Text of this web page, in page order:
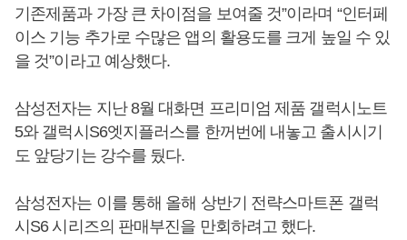
기존제품과 가장 큰 차이점을 보여줄 것”이라며 “인터페
이스 기능 추가로 수많은 앱의 활용도를 크게 높일 수 있
을 것”이라고 예상했다.
삼성전자는 지난 8월 대화면 프리미엄 제품 갤럭시노트
5와 갤럭시S6엣지플러스를 한꺼번에 내놓고 출시시기
도 앞당기는 강수를 뒀다.
삼성전자는 이를 통해 올해 상반기 전략스마트폰 갤럭
시S6 시리즈의 판매부진을 만회하려고 했다.